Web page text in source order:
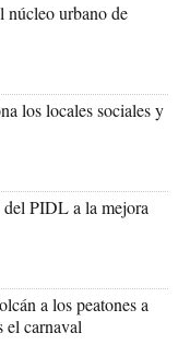
núcleo urbano de
los locales sociales y
PIDL a la mejora
a los peatones a
el carnaval